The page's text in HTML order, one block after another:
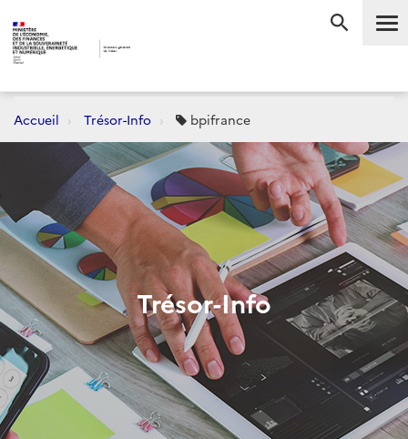
Accueil Trésor-Info bpifrance
Trésor-Info